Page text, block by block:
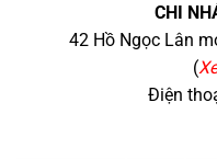
CHI
42 Hồ Ngọc Lân
(
Điện